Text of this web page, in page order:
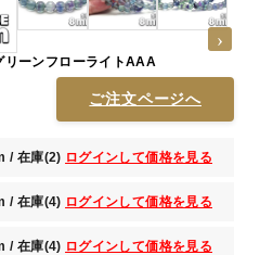
リーンフローライトAAA
ご注文ページへ
/ 在庫(2) ログインして価格を見る
/ 在庫(4) ログインして価格を見る
/ 在庫(4) ログインして価格を見る